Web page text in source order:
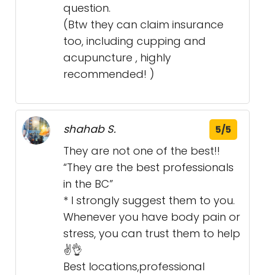
question.
(Btw they can claim insurance
too, including cupping and
acupuncture , highly
recommended! )
shahab S. 5/5
They are not one of the best!!
“They are the best professionals
in the BC”
* I strongly suggest them to you.
Whenever you have body pain or
stress, you can trust them to help
✌️👌
Best locations,professional